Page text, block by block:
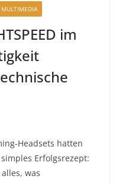
MULTIMEDIA
im
Headsets hatten
Erfolgsrezept:
was